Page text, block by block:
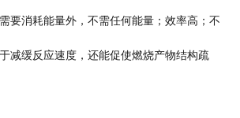
要消耗能量外，不需任何能量；效率高；不
减缓反应速度，还能促使燃烧产物结构疏